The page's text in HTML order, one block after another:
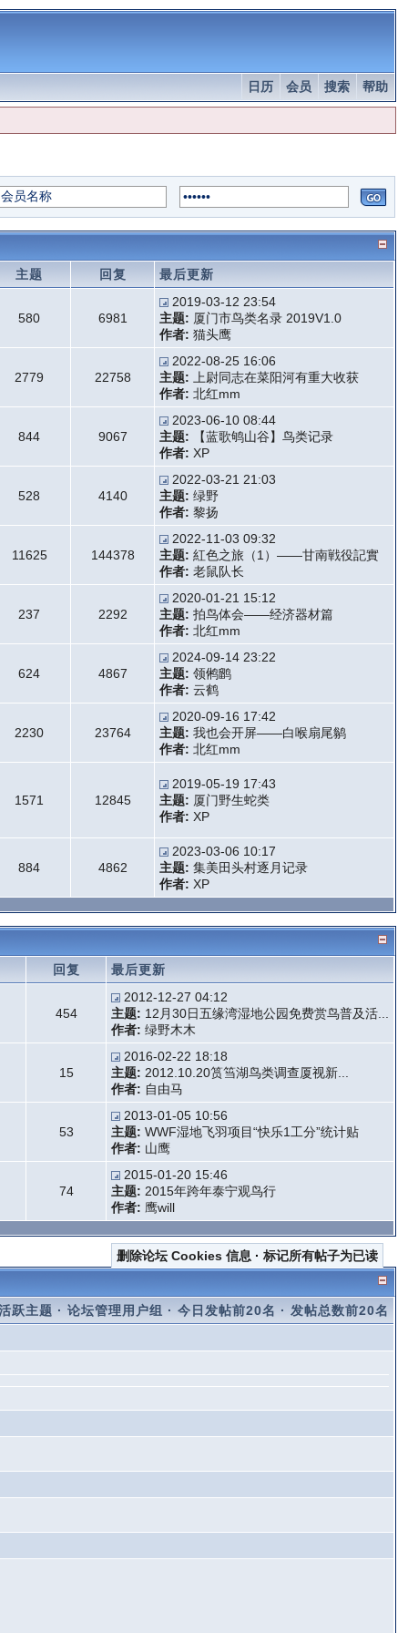
帮助
搜索
会员
日历
主题 回复 最后更新
580 6981
2019-03-12 23:54
主题: 厦门市鸟类名录 2019V1.0
作者: 猫头鹰
2779 22758
2022-08-25 16:06
主题:
上尉同志在菜阳河有重大收获
作者: 北红mm
844 9067
2023-06-10 08:44
主题:
【蓝歌鸲山谷】鸟类记录
作者: XP
528 4140
2022-03-21 21:03
主题: 绿野
作者: 黎扬
11625 144378
2022-11-03 09:32
主题: 紅色之旅（1）——甘南戦役記實
作者: 老鼠队长
237 2292
2020-01-21 15:12
主题: 拍鸟体会——经济器材篇
作者: 北红mm
624 4867
2024-09-14 23:22
主题: 领鸺鹠
作者: 云鹤
2230 23764
2020-09-16 17:42
主题: 我也会开屏——白喉扇尾鹟
作者: 北红mm
1571 12845
2019-05-19 17:43
主题: 厦门野生蛇类
作者: XP
884 4862
2023-03-06 10:17
主题: 集美田头村逐月记录
作者: XP
回复 最后更新
454
2012-12-27 04:12
主题: 12月30日五缘湾湿地公园免费赏鸟普及活...
作者: 绿野木木
15
2016-02-22 18:18
主题: 2012.10.20筼筜湖鸟类调查厦视新...
作者: 自由马
53
2013-01-05 10:56
主题: WWF湿地飞羽项目“快乐1工分”统计贴
作者: 山鹰
74
2015-01-20 15:46
主题: 2015年跨年泰宁观鸟行
作者: 鹰will
删除论坛 Cookies 信息 · 标记所有帖子为已读
跃主题 ·论坛管理用户组 ·今日发帖前20名 · 发帖总数前20名